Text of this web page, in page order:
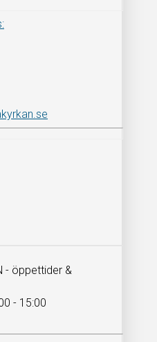
- öppettider &
- 15:00